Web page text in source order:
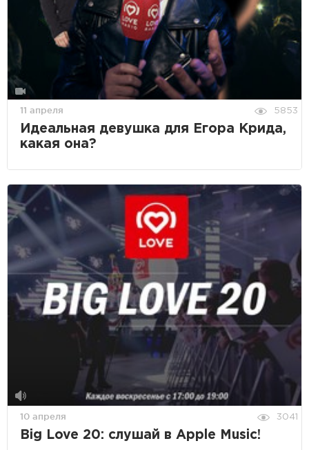
11 апреля 5853
Идеальная девушка для Егора Крида,
какая она?
10 апреля 3041
Big Love 20: слушай в Apple Music!